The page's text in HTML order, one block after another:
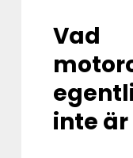
Vad
inte är